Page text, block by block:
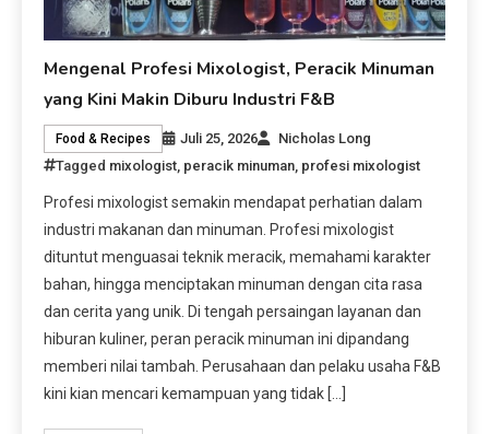
Mengenal Profesi Mixologist, Peracik Minuman
yang Kini Makin Diburu Industri F&B
Food & Recipes Juli 25, 2026
Nicholas Long
Tagged mixologist, peracik minuman, profesi mixologist
Profesi mixologist semakin mendapat perhatian dalam
industri makanan dan minuman. Profesi mixologist
dituntut menguasai teknik meracik, memahami karakter
bahan, hingga menciptakan minuman dengan cita rasa
dan cerita yang unik. Di tengah persaingan layanan dan
hiburan kuliner, peran peracik minuman ini dipandang
memberi nilai tambah. Perusahaan dan pelaku usaha F&B
kini kian mencari kemampuan yang tidak […]